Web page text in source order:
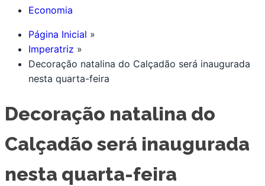
Economia
Página Inicial
Imperatriz
Decoração natalina do Calçadão será inaugurada
nesta quarta-feira
Decoração natalina do
Calçadão será inaugurada
nesta quarta-feira